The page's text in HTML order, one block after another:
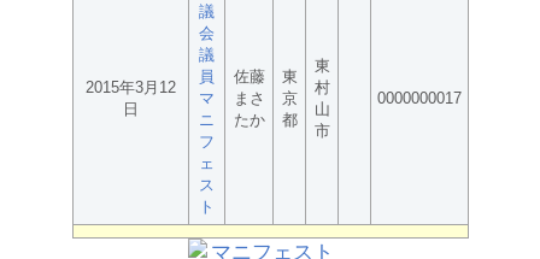
2015年3月12
日
議
会
議
員
マ
ニ
フ
ェ
ス
ト
佐藤
まさ
たか
東
京
都
東
村
山
市
0000000017